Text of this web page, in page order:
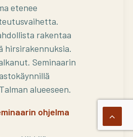
etenee
rakentaa
hirsirakennuksia.
Seminaarin
alueeseen.
ohjelma